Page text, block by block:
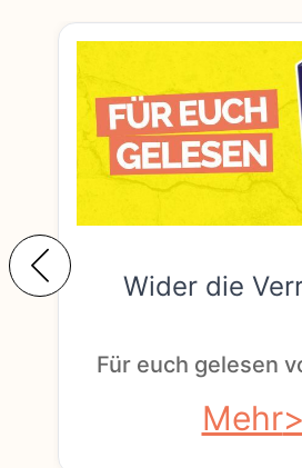
Wider die
Für euch gelesen
Mehr